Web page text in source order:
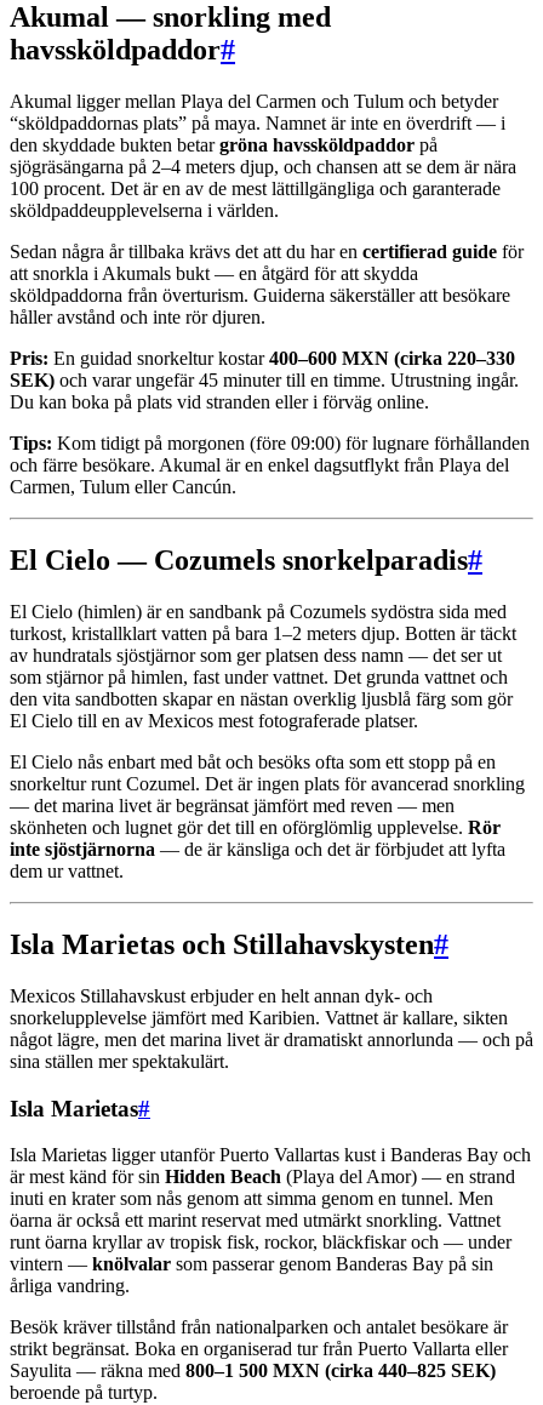
Akumal — snorkling med
havssköldpaddor#
Akumal ligger mellan Playa del Carmen och Tulum och betyder
“sköldpaddornas plats” på maya. Namnet är inte en överdrift — i
den skyddade bukten betargröna havssköldpaddor på
sjögräsängarna på 2–4 meters djup, och chansen att se dem är nära
100 procent. Det är en av de mest lättillgängliga och garanterade
sköldpaddeupplevelserna i världen.
Sedan några år tillbaka krävs det att du har en certifierad guide för
att snorkla i Akumals bukt — en åtgärd för att skydda
sköldpaddorna från överturism. Guiderna säkerställer att besökare
håller avstånd och inte rör djuren.
Pris: En guidad snorkeltur kostar400–600 MXN (cirka 220–330
SEK) och varar ungefär 45 minuter till en timme. Utrustning ingår.
Du kan boka på plats vid stranden eller i förväg online.
Tips: Kom tidigt på morgonen (före 09:00) för lugnare förhållanden
och färre besökare. Akumal är en enkel dagsutflykt från Playa del
Carmen, Tulum eller Cancún.
El Cielo — Cozumels snorkelparadis#
El Cielo (himlen) är en sandbank på Cozumels sydöstra sida med
turkost, kristallklart vatten på bara 1–2 meters djup. Botten är täckt
av hundratals sjöstjärnor som ger platsen dess namn — det ser ut
som stjärnor på himlen, fast under vattnet. Det grunda vattnet och
den vita sandbotten skapar en nästan overklig ljusblå färg som gör
El Cielo till en av Mexicos mest fotograferade platser.
El Cielo nås enbart med båt och besöks ofta som ett stopp på en
snorkeltur runt Cozumel. Det är ingen plats för avancerad snorkling
— det marina livet är begränsat jämfört med reven — men
skönheten och lugnet gör det till en oförglömlig upplevelse. Rör
inte sjöstjärnorna — de är känsliga och det är förbjudet att lyfta
dem ur vattnet.
Isla Marietas och Stillahavskysten#
Mexicos Stillahavskust erbjuder en helt annan dyk- och
snorkelupplevelse jämfört med Karibien. Vattnet är kallare, sikten
något lägre, men det marina livet är dramatiskt annorlunda — och på
sina ställen mer spektakulärt.
Isla Marietas#
Isla Marietas ligger utanför Puerto Vallartas kust i Banderas Bay och
är mest känd för sin Hidden Beach (Playa del Amor) — en strand
inuti en krater som nås genom att simma genom en tunnel. Men
öarna är också ett marint reservat med utmärkt snorkling. Vattnet
runt öarna kryllar av tropisk fisk, rockor, bläckfiskar och — under
vintern — knölvalar som passerar genom Banderas Bay på sin
årliga vandring.
Besök kräver tillstånd från nationalparken och antalet besökare är
strikt begränsat. Boka en organiserad tur från Puerto Vallarta eller
Sayulita — räkna med 800–1 500 MXN (cirka 440–825 SEK)
beroende på turtyp.